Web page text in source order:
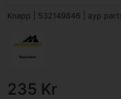
Knapp | 532149846 | ayp
235 Kr